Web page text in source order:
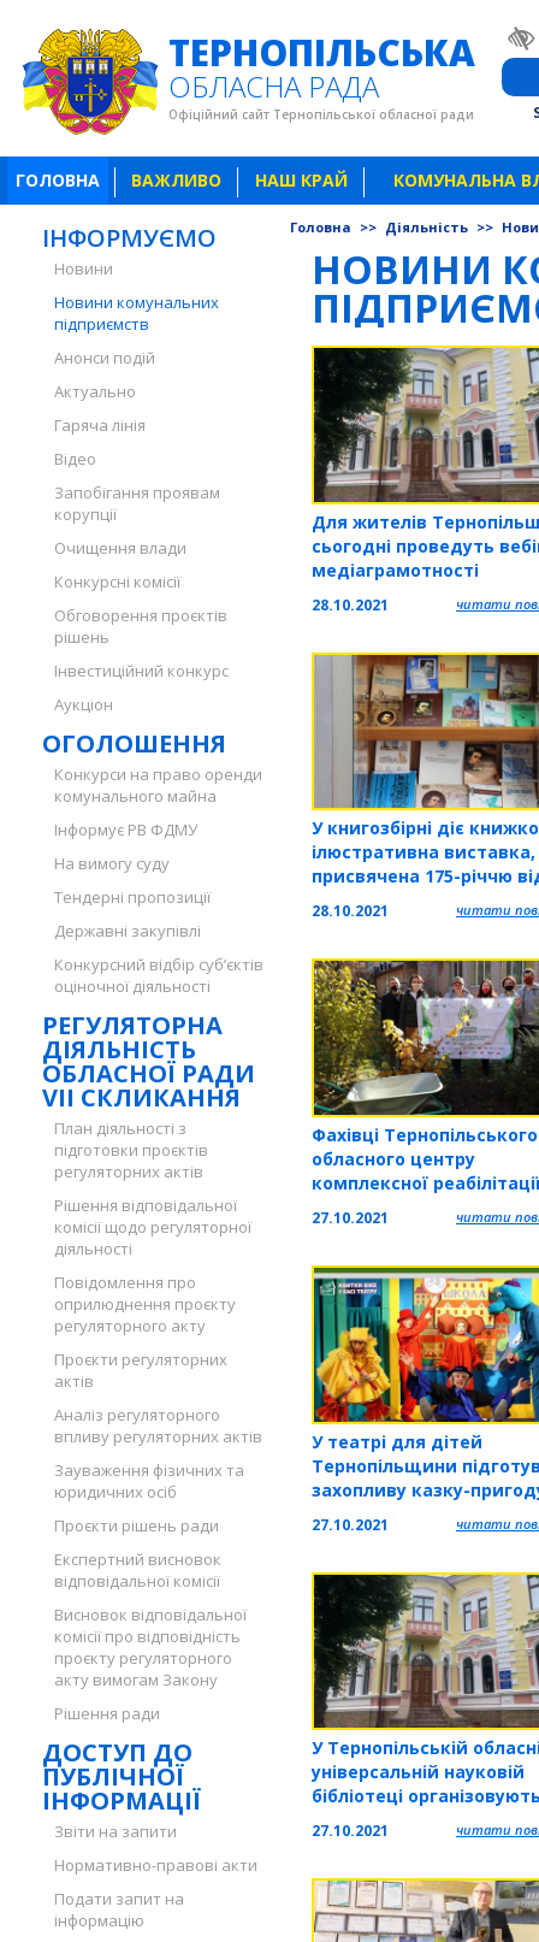
ТЕРНОПІЛЬСЬКА
ОБЛАСНА РАДА
Офіційний сайт Тернопільської обласної ради
ГОЛОВНА ВАЖЛИВО НАШ КРАЙ КОМУНАЛЬНА
ІНФОРМУЄМО
Новини
Новини комунальних
підприємств
Анонси подій
Актуально
Гаряча лінія
Відео
Запобігання проявам
корупції
Очищення влади
Конкурсні комісії
Обговорення проєктів
рішень
Інвестиційний конкурс
Аукціон
ОГОЛОШЕННЯ
Конкурси на право оренди
комунального майна
Інформує РВ ФДМУ
На вимогу суду
Тендерні пропозиції
Державні закупівлі
Конкурсний відбір суб’єктів
оціночної діяльності
РЕГУЛЯТОРНА
ДІЯЛЬНІСТЬ
ОБЛАСНОЇ РАДИ
VII СКЛИКАННЯ
План діяльності з
підготовки проєктів
регуляторних актів
Рішення відповідальної
комісії щодо регуляторної
діяльності
Повідомлення про
оприлюднення проєкту
регуляторного акту
Проєкти регуляторних
актів
Аналіз регуляторного
впливу регуляторних актів
Зауваження фізичних та
юридичних осіб
Проєкти рішень ради
Експертний висновок
відповідальної комісії
Висновок відповідальної
комісії про відповідність
проєкту регуляторного
акту вимогам Закону
Рішення ради
ДОСТУП ДО
ПУБЛІЧНОЇ
ІНФОРМАЦІЇ
Звіти на запити
Нормативно-правові акти
Подати запит на
інформацію
Головна >> Діяльність >>
НОВИНИ
Для жителів
сьогодні проведуть
медіаграмотності
28.10.2021 читати
У книгозбірні діє
ілюстративна виставка,
присвячена 175-річчю
часу перебування
Шевченка на
28.10.2021 читати
Фахівці Тернопільського
обласного центру
комплексної
долучилися до проекту
«Озеленення планети»
27.10.2021 читати
У театрі для дітей
Тернопільщини
захопливу казку-
27.10.2021 читати
У Тернопільській
універсальній науковій
бібліотеці
низку пізнавальних
27.10.2021 читати